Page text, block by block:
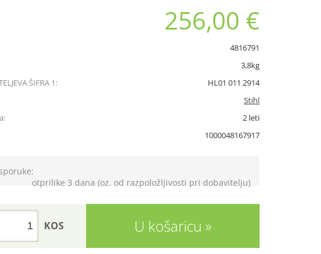
256,00 €
4816791
3,8kg
ŠIFRA 1:
HL01 011 2914
Stihl
2 leti
1000048167917
otprilike 3 dana (oz. od razpoložljivosti pri dobavitelju)
U košaricu
KOS